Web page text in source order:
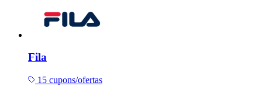
Fila
15 cupons/ofertas